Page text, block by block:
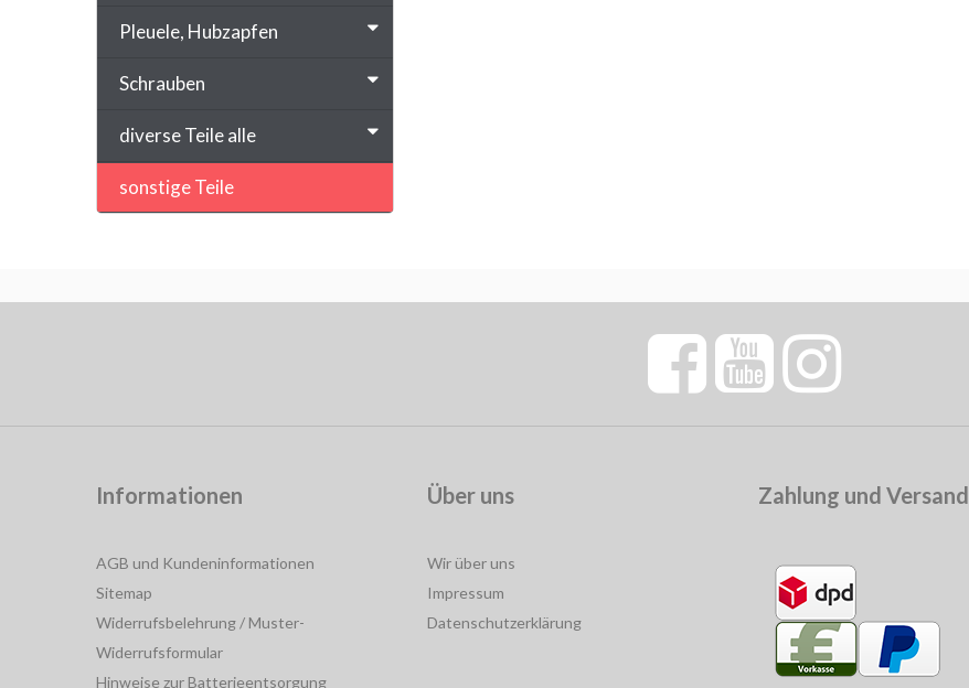
Pleuele, Hubzapfen
Schrauben
diverse Teile alle
sonstige Teile
Informationen
AGB und Kundeninformationen
Sitemap
Widerrufsbelehrung / Muster-
Widerrufsformular
Hinweise zur Batterieentsorgung
Über uns
Wir über uns
Impressum
Datenschutzerklärung
Zahlung und Versand